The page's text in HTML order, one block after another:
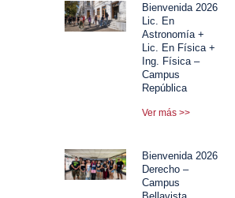
Bienvenida 2026
Lic. En
Astronomía +
Lic. En Física +
Ing. Física –
Campus
República
Ver más >>
Bienvenida 2026
Derecho –
Campus